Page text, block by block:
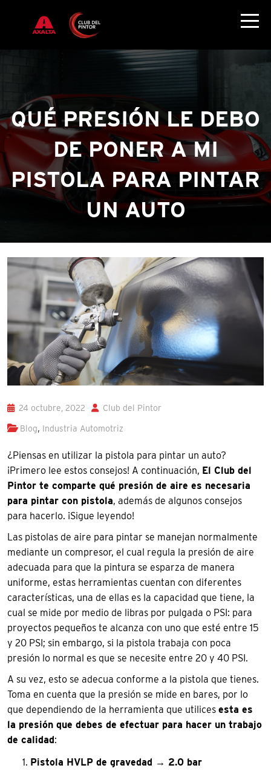
QUÉ PRESIÓN LE DEBO
DE PONER A MI
PISTOLA PARA PINTAR
UN AUTO
24 octubre, 2022 Club del Pintor
Blog, Industria Automotriz
¿Piensas en utilizar la pistola para pintar un auto?
¡Primero lee estos consejos! A continuación, El Club del
Pintor te comparte qué presión de aire es necesaria
para pintar con pistola, además de algunos consejos
para hacerlo. ¡Sigue leyendo!
Las pistolas de aire para pintar se manejan normalmente
mediante un compresor, el cual regula la presión de aire
adecuada para que la pintura se esparza de manera
uniforme, estas herramientas cuentan con diferentes
características, una de ellas es la capacidad que tiene, la
cual se mide por medio de libras por pulgada o PSI: para
proyectos pequeños te alcanza con uno que esté entre 15
y 20 PSI; sin embargo, si la pistola trabaja con poca
presión lo normal es que se necesite entre 20 y 40 PSI.
A su vez, esto se adecua conforme a la pistola que tienes.
Toma en cuenta que la presión se mide en bares, por lo
que dependiendo de la herramienta que utilices esta es
la presión que debes de efectuar para hacer un trabajo
de calidad:
Pistola HVLP de gravedad → 2.0 bar